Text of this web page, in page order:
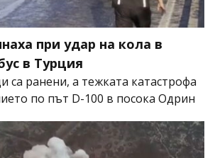
при удар на кола в
в Турция
са ранени, а тежката катастрофа
по път D-100 в посока Одрин